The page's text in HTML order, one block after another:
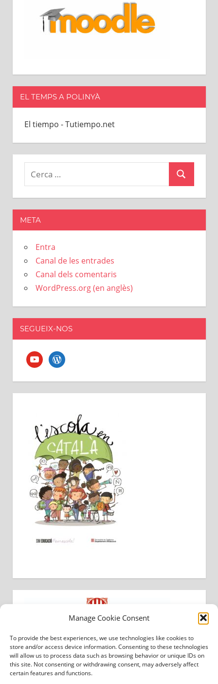
Manage Cookie Consent
To provide the best experiences, we use technologies like cookies to
store and/or access device information. Consenting to these technologies
will allow us to process data such as browsing behavior or unique IDs on
this site. Not consenting or withdrawing consent, may adversely affect
certain features and functions.
EL TEMPS A POLINYÀ
El tiempo - Tutiempo.net
Cerca
META
Entra
Canal de les entrades
Canal dels comentaris
WordPress.org (en anglès)
SEGUEIX-NOS
youtubewordpress